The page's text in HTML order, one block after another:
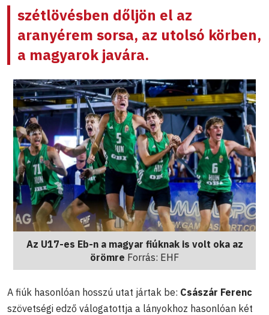
szétlövésben dőljön el az
aranyérem sorsa, az utolsó körben,
a magyarok javára.
Az U17-es Eb-n a magyar fiúknak is volt oka az
örömre Forrás: EHF
A fiúk hasonlóan hosszú utat jártak be: Császár Ferenc
szövetségi edző válogatottja a lányokhoz hasonlóan két